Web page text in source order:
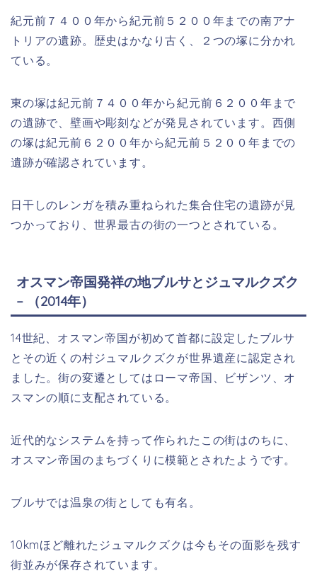
紀元前７４００年から紀元前５２００年までの南アナ
トリアの遺跡。歴史はかなり古く、２つの塚に分かれ
ている。
東の塚は紀元前７４００年から紀元前６２００年まで
の遺跡で、壁画や彫刻などが発見されています。西側
の塚は紀元前６２００年から紀元前５２００年までの
遺跡が確認されています。
日干しのレンガを積み重ねられた集合住宅の遺跡が見
つかっており、世界最古の街の一つとされている。
オスマン帝国発祥の地ブルサとジュマルクズク
– （2014年）
14世紀、オスマン帝国が初めて首都に設定したブルサ
とその近くの村ジュマルクズクが世界遺産に認定され
ました。街の変遷としてはローマ帝国、ビザンツ、オ
スマンの順に支配されている。
近代的なシステムを持って作られたこの街はのちに、
オスマン帝国のまちづくりに模範とされたようです。
ブルサでは温泉の街としても有名。
10kmほど離れたジュマルクズクは今もその面影を残す
街並みが保存されています。